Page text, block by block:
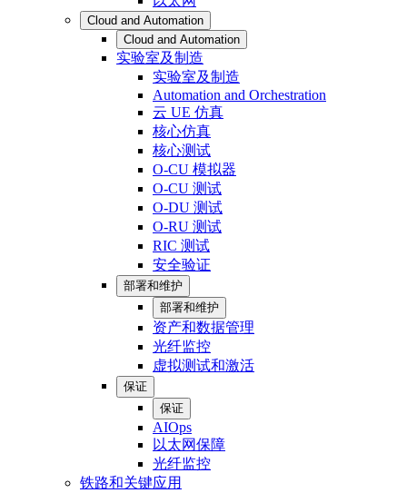
Cloud and Automation
Cloud and Automation
实验室及制造
实验室及制造
Automation and Orchestration
云 UE 仿真
核心仿真
核心测试
O-CU 模拟器
O-CU 测试
O-DU 测试
O-RU 测试
RIC 测试
安全验证
部署和维护
部署和维护
资产和数据管理
光纤监控
虚拟测试和激活
保证
保证
AIOps
以太网保障
光纤监控
铁路和关键应用